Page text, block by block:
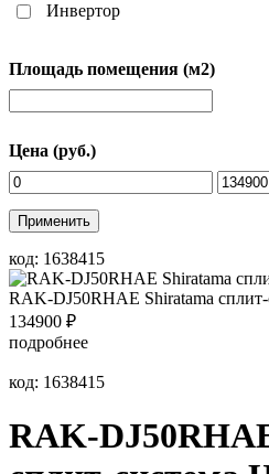
Инвертор
Площадь помещения (м2)
Цена (руб.)
Применить
код: 1638415
RAK-DJ50RHAE Shiratama
134900 ₽
подробнее
код: 1638415
RAK-